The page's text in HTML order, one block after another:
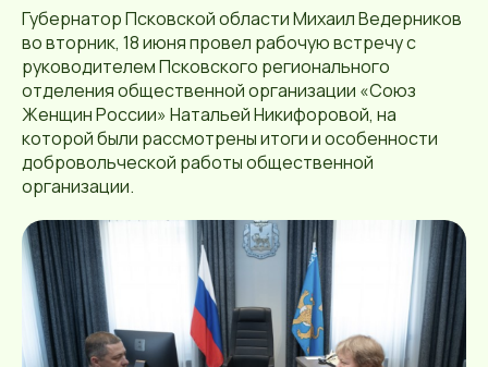
Губернатор Псковской области Михаил Ведерников
во вторник, 18 июня провел рабочую встречу с
руководителем Псковского регионального
отделения общественной организации «Союз
Женщин России» Натальей Никифоровой, на
которой были рассмотрены итоги и особенности
добровольческой работы общественной
организации.